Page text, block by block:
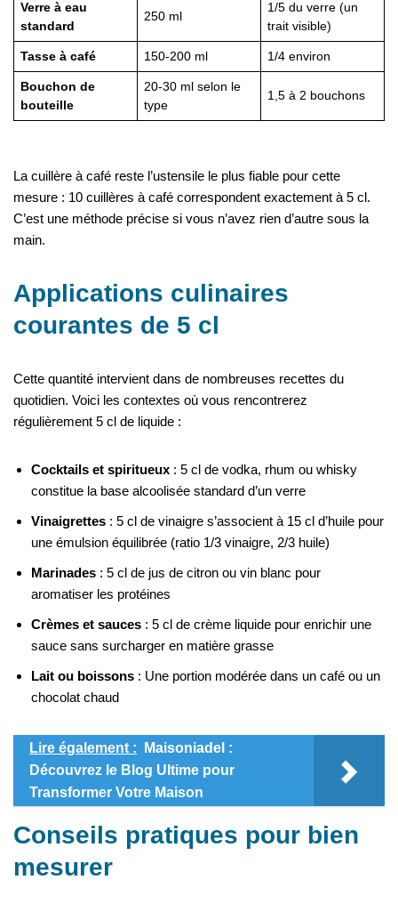
Verre à eau
standard
250 ml
1/5 du verre (un
trait visible)
Tasse à café 150-200 ml 1/4 environ
Bouchon de
bouteille
20-30 ml selon le
type
1,5 à 2 bouchons
La cuillère à café reste l’ustensile le plus fiable pour cette
mesure : 10 cuillères à café correspondent exactement à 5 cl.
C’est une méthode précise si vous n’avez rien d’autre sous la
main.
Applications culinaires
courantes de 5 cl
Cette quantité intervient dans de nombreuses recettes du
quotidien. Voici les contextes où vous rencontrerez
régulièrement 5 cl de liquide :
Cocktails et spiritueux : 5 cl de vodka, rhum ou whisky
constitue la base alcoolisée standard d’un verre
Vinaigrettes : 5 cl de vinaigre s’associent à 15 cl d’huile pour
une émulsion équilibrée (ratio 1/3 vinaigre, 2/3 huile)
Marinades : 5 cl de jus de citron ou vin blanc pour
aromatiser les protéines
Crèmes et sauces : 5 cl de crème liquide pour enrichir une
sauce sans surcharger en matière grasse
Lait ou boissons : Une portion modérée dans un café ou un
chocolat chaud
Lire également :
Maisoniadel :
Découvrez le Blog Ultime pour
Transformer Votre Maison
Conseils pratiques pour bien
mesurer